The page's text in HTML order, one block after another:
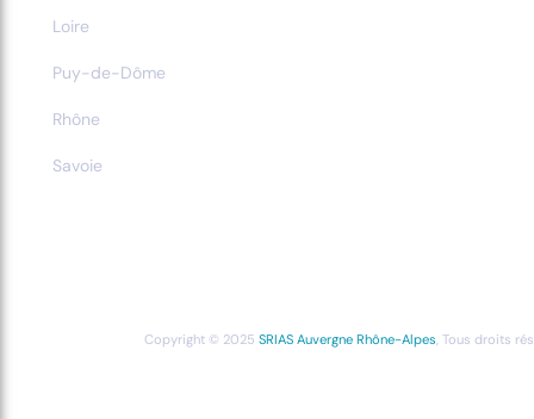
Loire
Puy-de-Dôme
Rhône
Savoie
Copyright © 2025 SRIAS Auvergne Rhône-Alpes, Tous droits